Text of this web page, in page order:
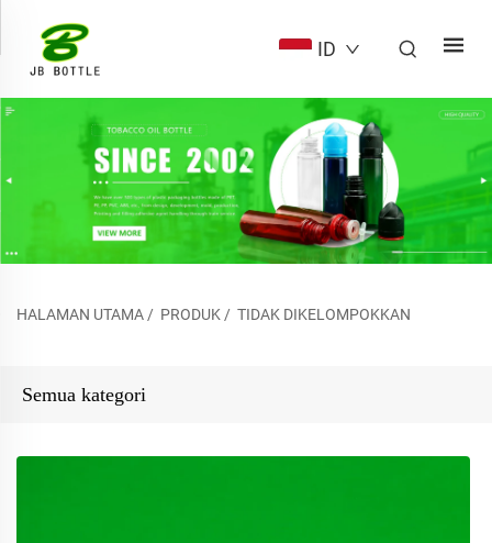
ID
HALAMAN UTAMA/ PRODUK/ TIDAK DIKELOMPOKKAN
Semua kategori